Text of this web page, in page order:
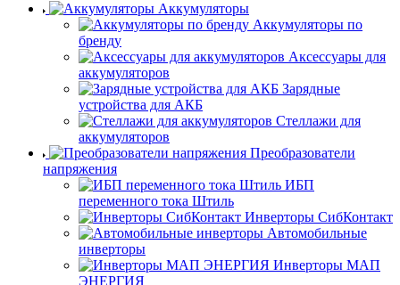
Аккумуляторы
Аккумуляторы по
бренду
Аксессуары для
аккумуляторов
Зарядные
устройства для АКБ
Стеллажи для
аккумуляторов
Преобразователи
напряжения
ИБП
переменного тока Штиль
Инверторы СибКонтакт
Автомобильные
инверторы
Инверторы МАП
ЭНЕРГИЯ